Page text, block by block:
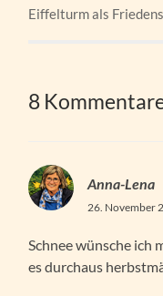
Eiffelturm als
8
Anna-Lena
26. November
Schnee wünsche ich
es durchaus